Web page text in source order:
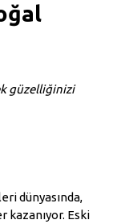
güzelliğinizi
dünyasında,
kazanıyor. Eski